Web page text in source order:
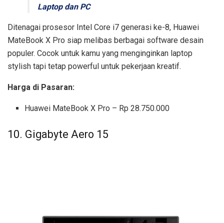
Laptop dan PC
Ditenagai prosesor Intel Core i7 generasi ke-8, Huawei
MateBook X Pro siap melibas berbagai software desain
populer. Cocok untuk kamu yang menginginkan laptop
stylish tapi tetap powerful untuk pekerjaan kreatif.
Harga di Pasaran:
Huawei MateBook X Pro – Rp 28.750.000
10. Gigabyte Aero 15